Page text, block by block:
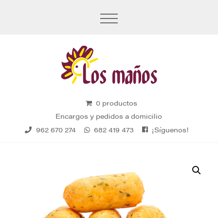
0 productos
Encargos y pedidos a domicilio
962 670 274
682 419 473 ¡Síguenos!